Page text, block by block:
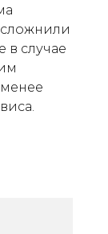
в случае